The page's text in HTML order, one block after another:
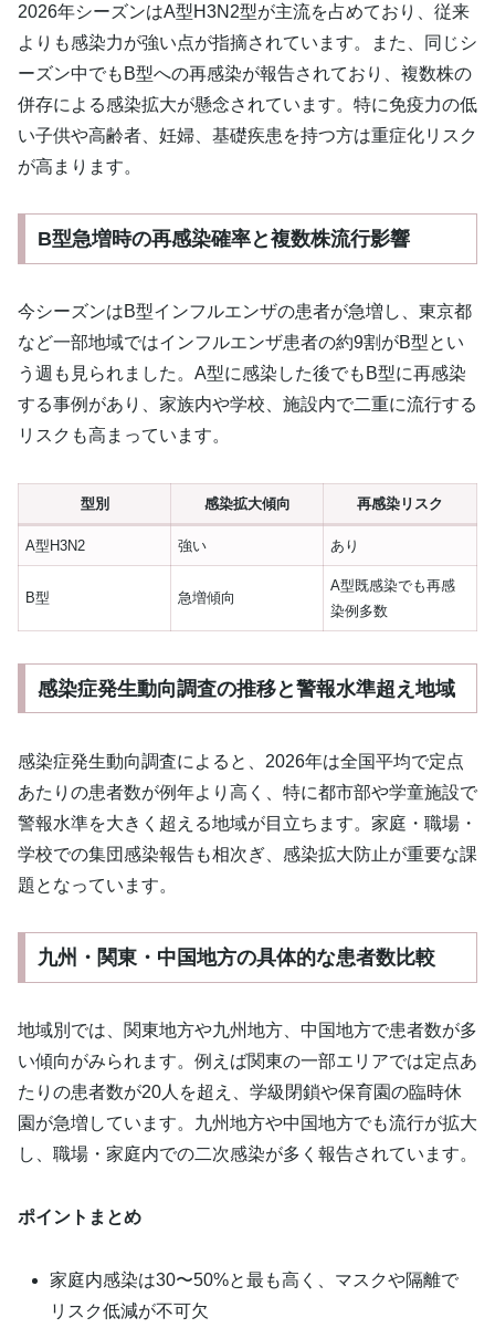
2026年シーズンはA型H3N2型が主流を占めており、従来
よりも感染力が強い点が指摘されています。また、同じシ
ーズン中でもB型への再感染が報告されており、複数株の
併存による感染拡大が懸念されています。特に免疫力の低
い子供や高齢者、妊婦、基礎疾患を持つ方は重症化リスク
が高まります。
B型急増時の再感染確率と複数株流行影響
今シーズンはB型インフルエンザの患者が急増し、東京都
など一部地域ではインフルエンザ患者の約9割がB型とい
う週も見られました。A型に感染した後でもB型に再感染
する事例があり、家族内や学校、施設内で二重に流行する
リスクも高まっています。
型別 感染拡大傾向 再感染リスク
A型H3N2 強い あり
B型 急増傾向
A型既感染でも再感
染例多数
感染症発生動向調査の推移と警報水準超え地域
感染症発生動向調査によると、2026年は全国平均で定点
あたりの患者数が例年より高く、特に都市部や学童施設で
警報水準を大きく超える地域が目立ちます。家庭・職場・
学校での集団感染報告も相次ぎ、感染拡大防止が重要な課
題となっています。
九州・関東・中国地方の具体的な患者数比較
地域別では、関東地方や九州地方、中国地方で患者数が多
い傾向がみられます。例えば関東の一部エリアでは定点あ
たりの患者数が20人を超え、学級閉鎖や保育園の臨時休
園が急増しています。九州地方や中国地方でも流行が拡大
し、職場・家庭内での二次感染が多く報告されています。
ポイントまとめ
家庭内感染は30〜50%と最も高く、マスクや隔離で
リスク低減が不可欠